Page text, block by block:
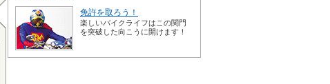
免許を取ろう！
楽しいバイクライフはこの関門
を突破した向こうに開けます！